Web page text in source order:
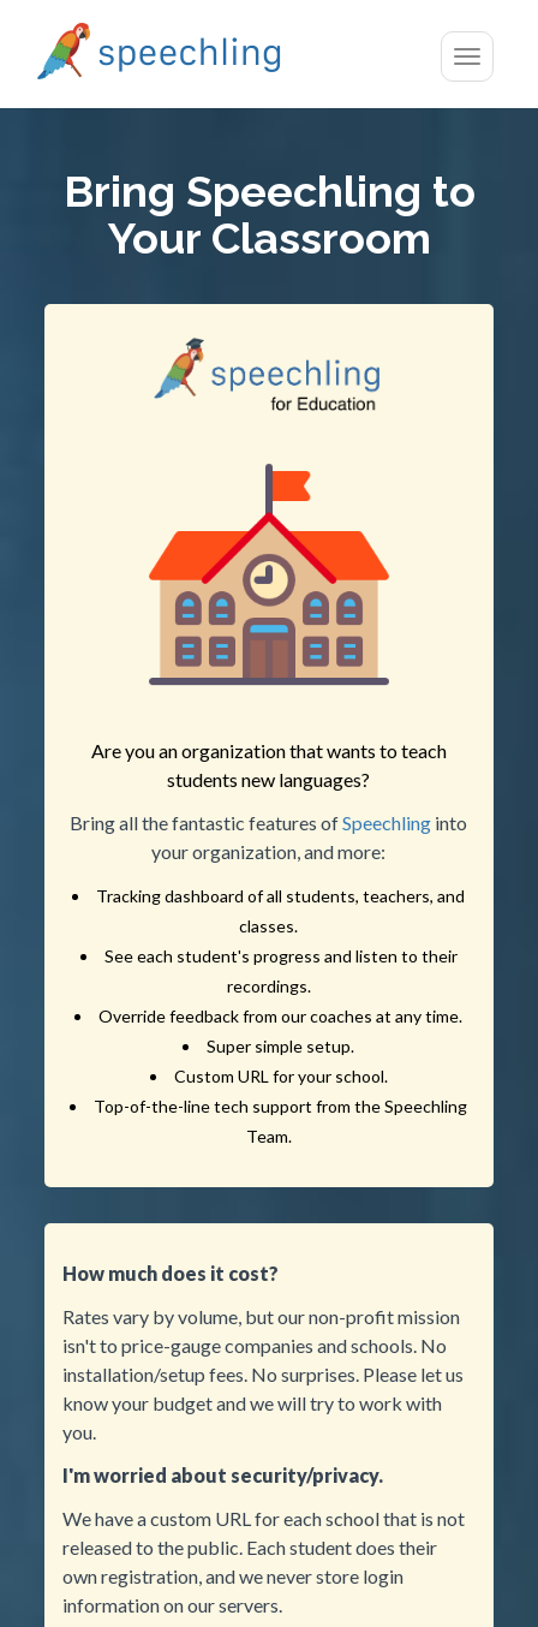
Toggle
Bring Speechling to
Your Classroom
Are you an organization that wants to teach
students new languages?
Bring all the fantastic features ofSpeechling into
your organization, and more:
Tracking dashboard of all students, teachers, and
classes.
See each student's progress and listen to their
recordings.
Override feedback from our coaches at any time.
Super simple setup.
Custom URL for your school.
Top-of-the-line tech support from the Speechling
Team.
How much does it cost?
Rates vary by volume, but our non-profit mission
isn't to price-gauge companies and schools. No
installation/setup fees. No surprises. Please let us
know your budget and we will try to work with
you.
I'm worried about security/privacy.
We have a custom URL for each school that is not
released to the public. Each student does their
own registration, and we never store login
information on our servers.